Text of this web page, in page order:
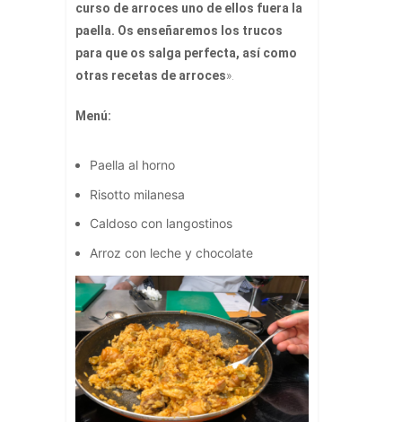
curso de arroces uno de ellos fuera la
paella. Os enseñaremos los trucos
para que os salga perfecta, así como
otras recetas de arroces».
Menú:
Paella al horno
Risotto milanesa
Caldoso con langostinos
Arroz con leche y chocolate